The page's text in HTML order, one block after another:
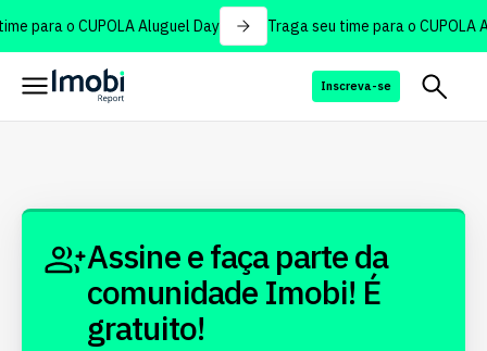
para o CUPOLA Aluguel Day Traga seu time para o CUPOLA
Inscreva-se
Assine e faça parte da
comunidade Imobi! É
gratuito!